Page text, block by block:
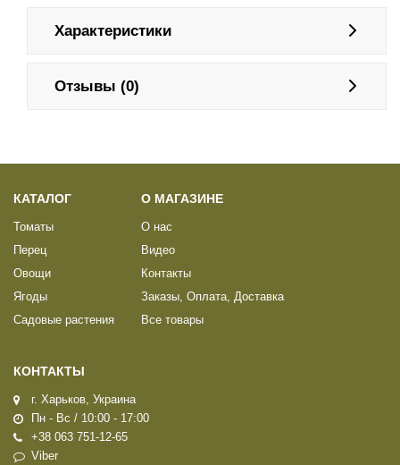
Характеристики
Отзывы (0)
КАТАЛОГ
Томаты
Перец
Овощи
Ягоды
Садовые растения
О МАГАЗИНЕ
О нас
Видео
Контакты
Заказы, Оплата, Доставка
Все товары
КОНТАКТЫ
г. Харьков, Украина
Пн - Вс / 10:00 - 17:00
+38 063 751-12-65
Viber